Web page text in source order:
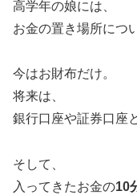
高学年の娘には、
お金の置き場所につ
今はお財布だけ。
将来は、
銀行口座や証券口座
そして、
入ってきたお金の10